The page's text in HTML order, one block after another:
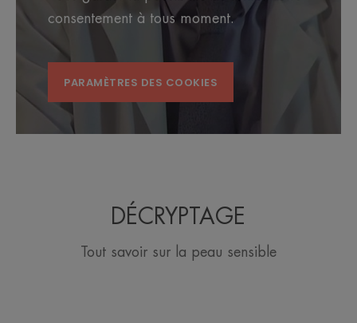
consentement à tous moment.
PARAMÈTRES DES COOKIES
DÉCRYPTAGE
Tout savoir sur la peau sensible